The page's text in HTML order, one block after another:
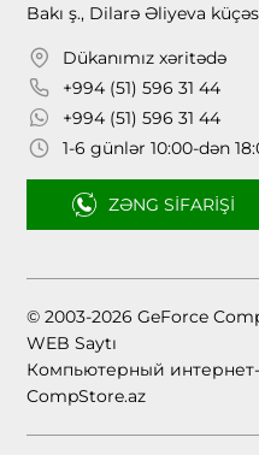
Bakı ş., Dilarə Əliyeva
Dükanımız xəritədə
+994 (51) 596 31 44
+994 (51) 596 31 44
1-6 günlər 10:00-dən
ZƏNG SIFARIŞI
© 2003-2026 GeForce
WEB Saytı
Компьютерный
CompStore.az